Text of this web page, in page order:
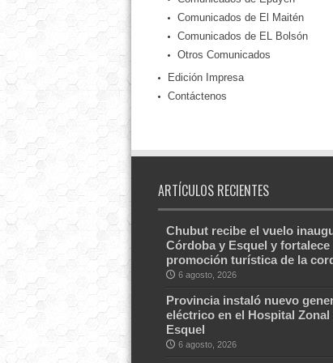
Comunicados de El Maitén
Comunicados de EL Bolsón
Otros Comunicados
Edición Impresa
Contáctenos
ARTÍCULOS RECIENTES
Chubut recibe el vuelo
Córdoba y Esquel y fortalece
promoción turística de la
6 agosto, 2026
Provincia instaló nuevo
eléctrico en el Hospital Zonal
Esquel
6 agosto, 2026